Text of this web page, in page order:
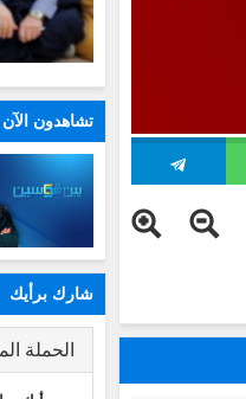
تشاهدون الآن
شارك برأيك
الحملة